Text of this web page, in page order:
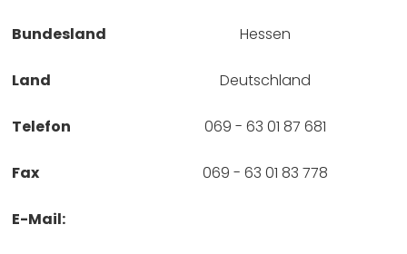
Bundesland Hessen
Land Deutschland
Telefon 069 - 63 01 87 681
Fax 069 - 63 01 83 778
E-Mail: